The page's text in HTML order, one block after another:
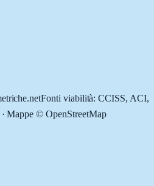
Fonti viabilità: CCISS, ACI,
Mappe © OpenStreetMap